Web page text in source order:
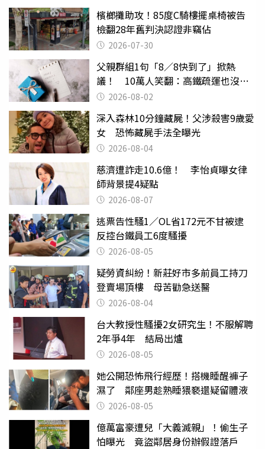
檳榔攤助攻！85度C騎樓擺桌椅被告
檢翻28年舊判決認證非竊佔
2026-07-30
父親群組1句「8／8快到了」掀熱
議！ 10萬人笑翻：高鐵疏運也沒列
父親節
2026-08-02
深入森林10分鐘藏屍！父涉殺害9歲愛
女 恐怖藏屍手法全曝光
2026-08-04
慈濟遭詐走10.6億！ 李怡貞曝女律
師背景提4疑點
2026-08-07
逃票告性騷1／OL省172元不甘被逮
反控台鐵員工6度騷擾
2026-08-05
疑勞資糾紛！新莊好市多前員工持刀
登賣場頂樓 母苦勸急送醫
2026-08-04
台大教授性騷擾2女研究生！不服解聘
2年爭4年 結局出爐
2026-08-05
她公開恐怖飛行經歷！搭機睡醒褲子
濕了 鄰座男趁熟睡猥褻還疑留體液
2026-08-05
億萬富豪遭兒「大義滅親」！偷生子
怕曝光 竟盜鄰居身份辦假證落戶